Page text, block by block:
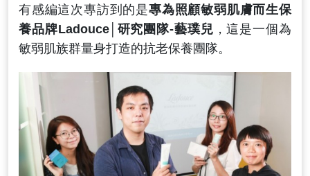
有感編這次專訪到的是專為照顧敏弱肌膚而生保
養品牌Ladouce│研究團隊-藝璞兒 ，這是一個為
敏弱肌族群量身打造的抗老保養團隊。